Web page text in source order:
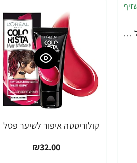
קולוריסטה איפור לשיער סגול שזיף 30 מ"ל - מבית L'OREAL PARIS
₪32.00